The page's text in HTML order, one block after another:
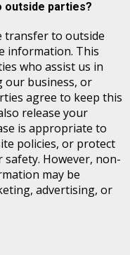
outside parties?
transfer to outside
information. This
who assist us in
our business, or
agree to keep this
release your
is appropriate to
policies, or protect
However, non-
may be
advertising, or